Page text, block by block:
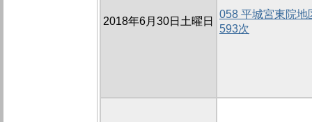
2018年6月30日土曜日
058 平城宮東院地
593次